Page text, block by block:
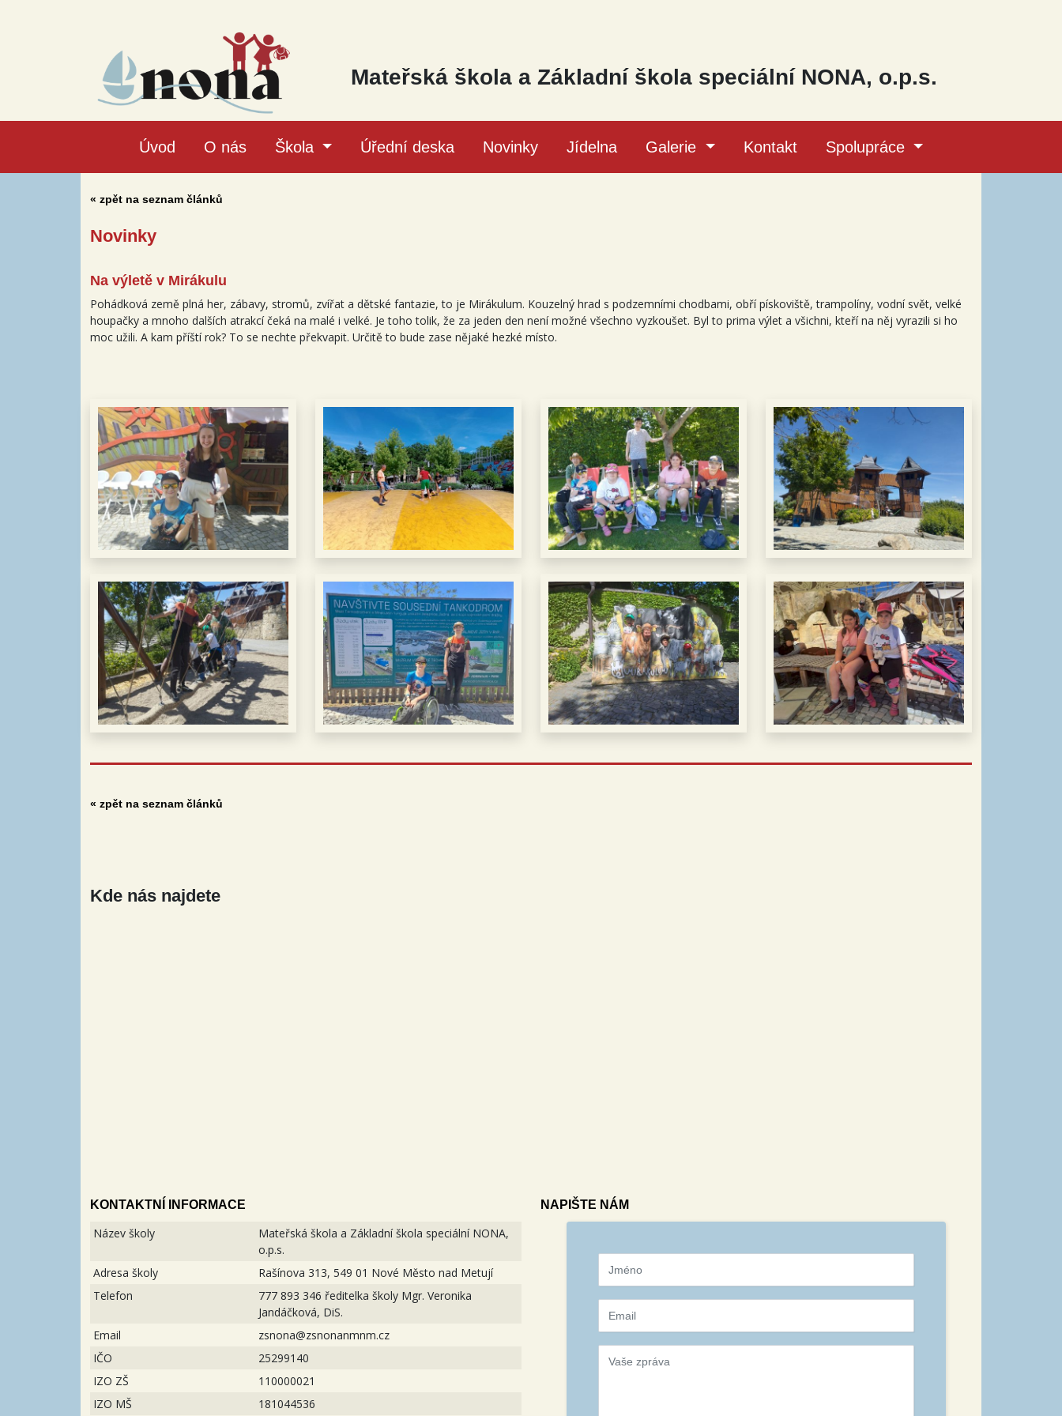
Mateřská škola a Základní škola speciální NONA, o.p.s.
Úvod O nás Škola Úřední deska Novinky Jídelna Galerie Kontakt Spolupráce
« zpět na seznam článků
Novinky
Na výletě v Mirákulu
Pohádková země plná her, zábavy, stromů, zvířat a dětské fantazie, to je Mirákulum. Kouzelný hrad s podzemními chodbami, obří pískoviště, trampolíny, vodní svět, velké
houpačky a mnoho dalších atrakcí čeká na malé i velké. Je toho tolik, že za jeden den není možné všechno vyzkoušet. Byl to prima výlet a všichni, kteří na něj vyrazili si ho
moc užili. A kam příští rok? To se nechte překvapit. Určitě to bude zase nějaké hezké místo.
« zpět na seznam článků
Kde nás najdete
KONTAKTNÍ INFORMACE
Název školy
Mateřská škola a Základní škola speciální NONA,
o.p.s.
Adresa školy
Rašínova 313, 549 01 Nové Město nad Metují
Telefon
777 893 346 ředitelka školy Mgr. Veronika
Jandáčková, DiS.
Email
zsnona@zsnonanmnm.cz
IČO
25299140
IZO ZŠ
110000021
IZO MŠ
181044536
NAPIŠTE NÁM